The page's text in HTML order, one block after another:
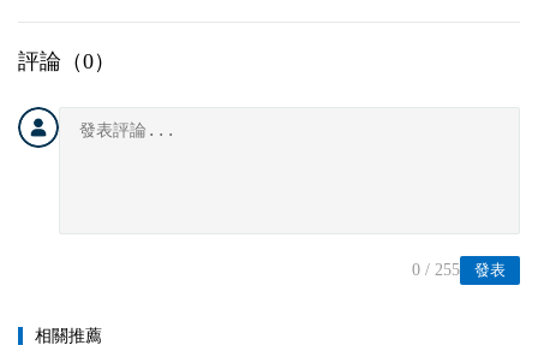
評論（0）
發表
0 / 255
相關推薦